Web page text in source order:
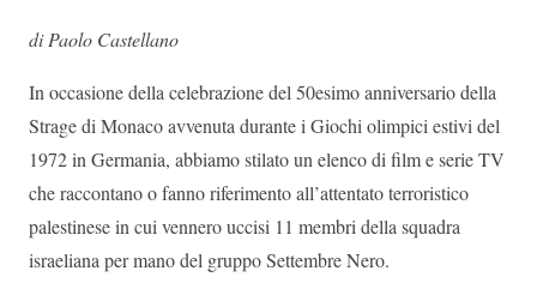
di Paolo Castellano
In occasione della celebrazione del 50esimo anniversario della
Strage di Monaco avvenuta durante i Giochi olimpici estivi del
1972 in Germania, abbiamo stilato un elenco di film e serie TV
che raccontano o fanno riferimento all’attentato terroristico
palestinese in cui vennero uccisi 11 membri della squadra
israeliana per mano del gruppo Settembre Nero.